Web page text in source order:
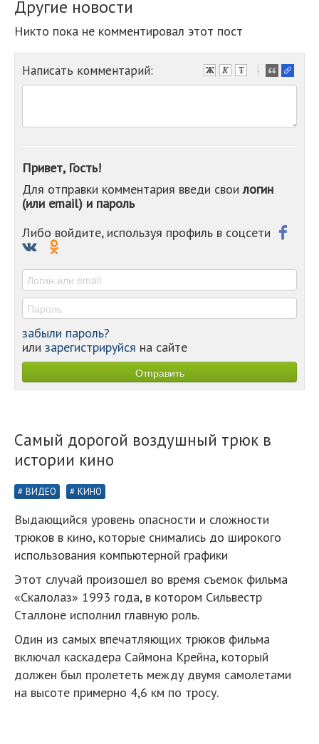
Другие новости
Никто пока не комментировал этот пост
Написать комментарий:
-
-
-
-
-
Привет, Гость!
Для отправки комментария введи своилогин
(или email) и пароль
Либо войдите, используя профиль в соцсети
забыли пароль?
или зарегистрируйся на сайте
Самый дорогой воздушный трюк в
истории кино
ВИДЕО КИНО
Выдающийся уровень опасности и сложности
трюков в кино, которые снимались до широкого
использования компьютерной графики
Этот случай произошел во время съемок фильма
«Скалолаз» 1993 года, в котором Сильвестр
Сталлоне исполнил главную роль.
Один из самых впечатляющих трюков фильма
включал каскадера Саймона Крейна, который
должен был пролететь между двумя самолетами
на высоте примерно 4,6 км по тросу.